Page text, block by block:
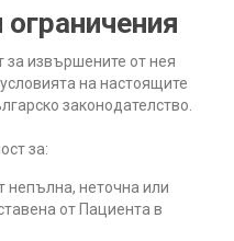
за извършените от нея
на настоящите
законодателство.
за:
непълна, неточна или
от Пациента в